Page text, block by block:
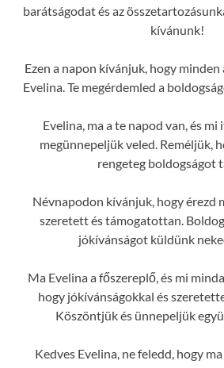
barátságodat és az
kívánunk!
Ezen a napon kívánjuk, hogy minden
Evelina. Te megérdemled a
Evelina, ma a te napod van, és
megünnepeljük veled. Reméljük,
rengeteg boldogságot
Névnapodon kívánjuk, hogy érezd
szeretett és támogatottan.
jókívánságot küldünk
Ma Evelina a főszereplő, és mi
hogy jókívánságokkal és
Köszöntjük és ünnepeljük
Kedves Evelina, ne feledd, hogy